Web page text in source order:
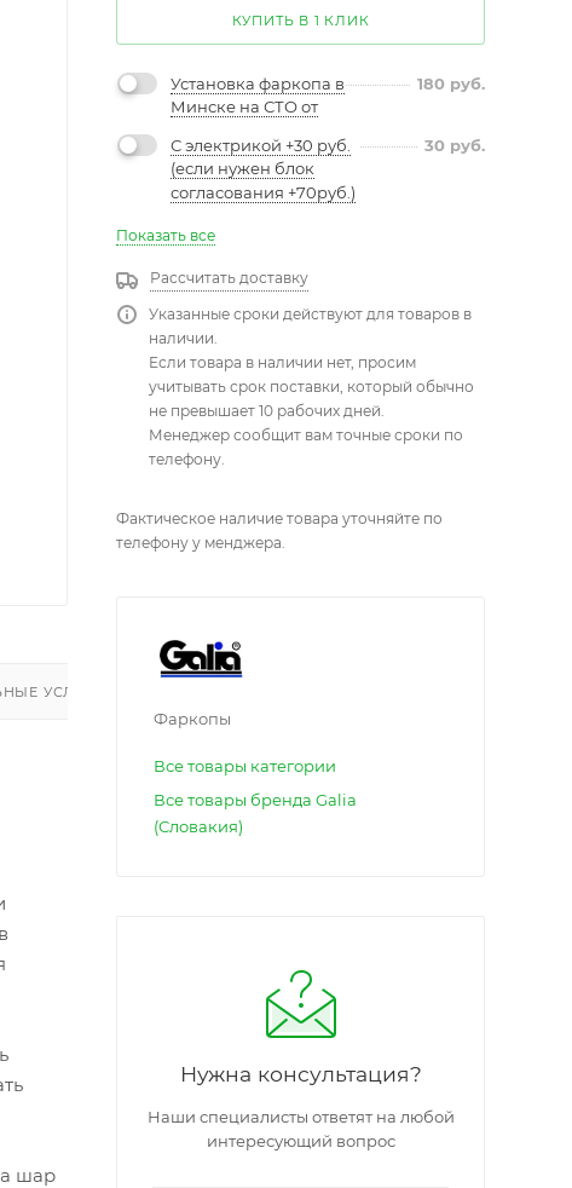
УСЛУГИ
шар
КУПИТЬ В 1 КЛИК
Установка фаркопа в
Минске на СТО от
180 руб.
С электрикой +30 руб.
(если нужен блок
согласования +70руб.)
30 руб.
Показать все
Рассчитать доставку
Указанные сроки действуют для товаров в
наличии.
Если товара в наличии нет, просим
учитывать срок поставки, который обычно
не превышает 10 рабочих дней.
Менеджер сообщит вам точные сроки по
телефону.
Фактическое наличие товара уточняйте по
телефону у менджера.
Фаркопы
Все товары категории
Все товары бренда Galia
(Словакия)
Нужна консультация?
Наши специалисты ответят на любой
интересующий вопрос